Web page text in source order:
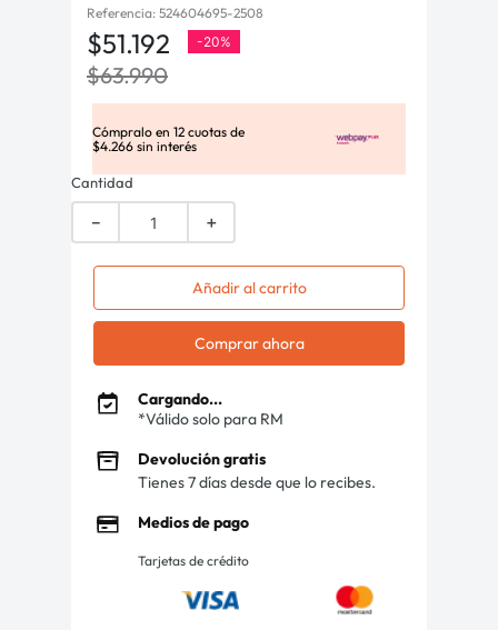
Referencia: 524604695-2508
$51.192 -20%
$63.990
Cómpralo en 12 cuotas de
$4.266 sin interés
Cantidad
＋
－
Añadir al carrito
Comprar ahora
Cargando...
*Válido solo para RM
Devolución gratis
Tienes 7 días desde que lo recibes.
Medios de pago
Tarjetas de crédito